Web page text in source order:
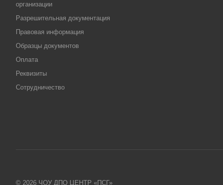
организации
Разрешительная документация
Правовая информация
Образцы документов
Оплата
Реквизиты
Сотрудничество
© 2026 ЧОУ ДПО ЦЕНТР «ПСГ»